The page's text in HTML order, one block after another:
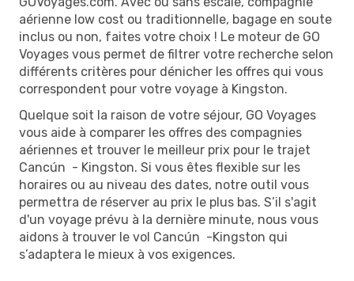
aérienne low cost ou traditionnelle, bagage en soute
inclus ou non, faites votre choix ! Le moteur de GO
Voyages vous permet de filtrer votre recherche selon
différents critères pour dénicher les offres qui vous
correspondent pour votre voyage à Kingston.
Quelque soit la raison de votre séjour, GO Voyages
vous aide à comparer les offres des compagnies
aériennes et trouver le meilleur prix pour le trajet
Cancún - Kingston. Si vous êtes flexible sur les
horaires ou au niveau des dates, notre outil vous
permettra de réserver au prix le plus bas. S’il s'agit
d'un voyage prévu à la dernière minute, nous vous
aidons à trouver le vol Cancún -Kingston qui
s’adaptera le mieux à vos exigences.